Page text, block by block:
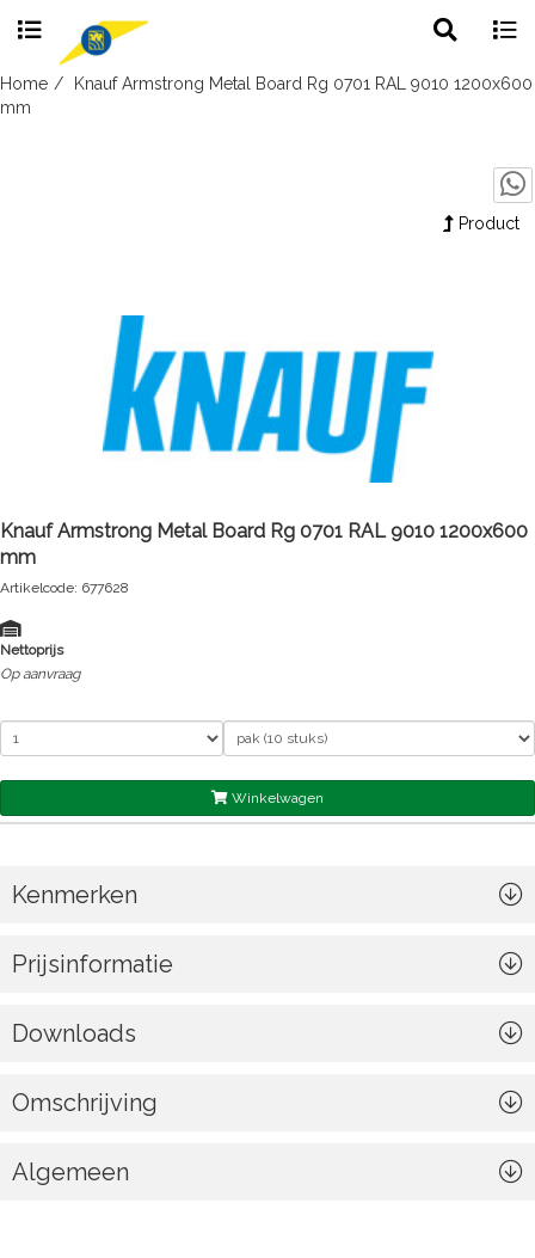
Skip
to
search
Home
Knauf Armstrong Metal Board Rg 0701 RAL 9010 1200x600
mm
Product
Knauf Armstrong Metal Board Rg 0701 RAL 9010 1200x600
mm
Artikelcode: 677628
Nettoprijs
Op aanvraag
Winkelwagen
Kenmerken
Prijsinformatie
Downloads
Omschrijving
Algemeen